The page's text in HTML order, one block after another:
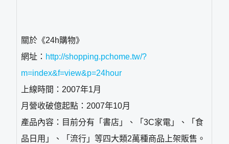
關於《24h購物》
網址： http://shopping.pchome.tw/?
m=index&f=view&p=24hour
上線時間：2007年1月
月營收破億起點：2007年10月
產品內容：目前分有「書店」、「3C家電」、「食
品日用」、「流行」等四大類2萬種商品上架販售。